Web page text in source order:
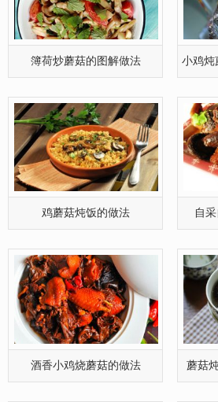
合VB)、抗坏血酸
类。因此，蘑菇是一
蔬菜。
簿荷炒蘑菇的图解做法 小鸡炖
鸡蘑菇炖饭的做法 自
酒香小鸡烧蘑菇的做法 蘑菇